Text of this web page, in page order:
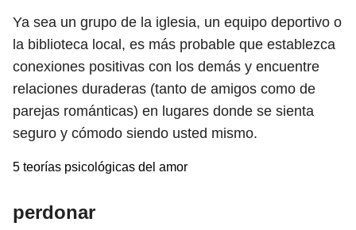
Ya sea un grupo de la iglesia, un equipo deportivo o
la biblioteca local, es más probable que establezca
conexiones positivas con los demás y encuentre
relaciones duraderas (tanto de amigos como de
parejas románticas) en lugares donde se sienta
seguro y cómodo siendo usted mismo.
5 teorías psicológicas del amor
perdonar